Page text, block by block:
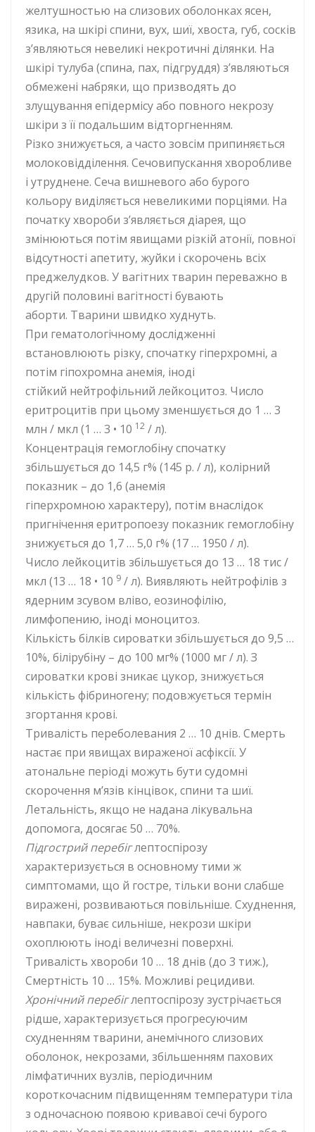
желтушностью на слизових оболонках ясен,
язика, на шкірі спини, вух, шиї, хвоста, губ, сосків
з’являються невеликі некротичні ділянки. На
шкірі тулуба (спина, пах, підгруддя) з’являються
обмежені набряки, що призводять до
злущування епідермісу або повного некрозу
шкіри з її подальшим відторгненням.
Різко знижується, а часто зовсім припиняється
молоковідділення. Сечовипускання хворобливе
і утруднене. Сеча вишневого або бурого
кольору виділяється невеликими порціями. На
початку хвороби з’являється діарея, що
змінюються потім явищами різкій атонії, повної
відсутності апетиту, жуйки і скорочень всіх
преджелудков. У вагітних тварин переважно в
другій половині вагітності бувають
аборти. Тварини швидко худнуть.
При гематологічному дослідженні
встановлюють різку, спочатку гіперхромні, а
потім гіпохромна анемія, іноді
стійкий нейтрофільний лейкоцитоз. Число
еритроцитів при цьому зменшується до 1 … 3
млн / мкл (1 … 3 • 10 12 / л).
Концентрація гемоглобіну спочатку
збільшується до 14,5 г% (145 р. / л), колірний
показник – до 1,6 (анемія
гіперхромною характеру), потім внаслідок
пригнічення еритропоезу показник гемоглобіну
знижується до 1,7 … 5,0 г% (17 … 1950 / л).
Число лейкоцитів збільшується до 13 … 18 тис /
мкл (13 … 18 • 10 9 / л). Виявляють нейтрофілів з
ядерним зсувом вліво, еозинофілію,
лимфопению, іноді моноцитоз.
Кількість білків сироватки збільшується до 9,5 …
10%, білірубіну – до 100 мг% (1000 мг / л). З
сироватки крові зникає цукор, знижується
кількість фібриногену; подовжується термін
згортання крові.
Тривалість переболевания 2 … 10 днів. Смерть
настає при явищах вираженої асфіксії. У
атональне періоді можуть бути судомні
скорочення м’язів кінцівок, спини та шиї.
Летальність, якщо не надана лікувальна
допомога, досягає 50 … 70%.
Підгострий перебіглептоспірозу
характеризується в основному тими ж
симптомами, що й гостре, тільки вони слабше
виражені, розвиваються повільніше. Схуднення,
навпаки, буває сильніше, некрози шкіри
охоплюють іноді величезні поверхні.
Тривалість хвороби 10 … 18 днів (до 3 тиж.),
Смертність 10 … 15%. Можливі рецидиви.
Хронічний перебіглептоспірозу зустрічається
рідше, характеризується прогресуючим
схудненням тварини, анемічного слизових
оболонок, некрозами, збільшенням пахових
лімфатичних вузлів, періодичним
короткочасним підвищенням температури тіла
з одночасною появою кривавої сечі бурого